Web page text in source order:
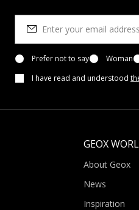
Prefer not to say
Woman
I have read and understood
GEOX
About Geox
News
Inspiration